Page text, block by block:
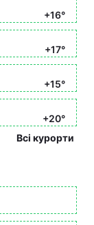
+16°
+17°
+15°
+20°
Всі курорти